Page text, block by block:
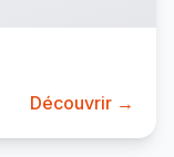
Découvrir →